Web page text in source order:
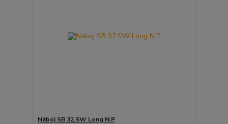
Náboj SB 32.SW Long N.P